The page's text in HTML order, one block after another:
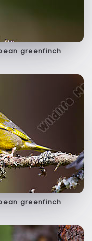
greenfinch
greenfinch